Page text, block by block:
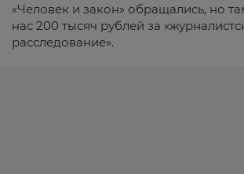
«Человек и закон» обращались, но
нас 200 тысяч рублей за
расследование».